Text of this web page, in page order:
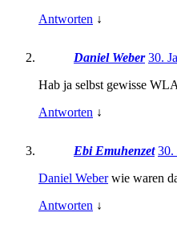
Antworten ↓
Daniel Weber 30.
Hab ja selbst gewisse
Antworten ↓
Ebi Emuhenzet 30.
Daniel Weberwie waren
Antworten ↓